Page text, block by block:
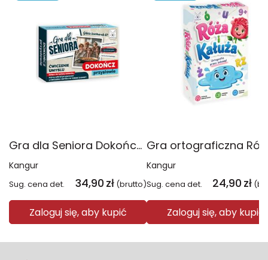
Gra dla Seniora Dokończ przysłowie
Kangur
Sug. cena det. 34,90 zł (brutto)
Zaloguj się, aby kupić
Kangur
Sug. cena det. 24,90 zł
Zaloguj się, aby kupić